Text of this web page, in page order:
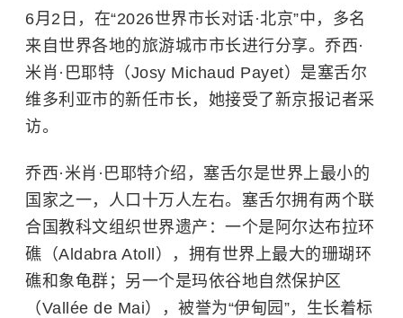
6月2日，在“2026世界市长对话·北京”中，多名
来自世界各地的旅游城市市长进行分享。乔西·
米肖·巴耶特（Josy Michaud Payet）是塞舌尔
维多利亚市的新任市长，她接受了新京报记者采
访。
乔西·米肖·巴耶特介绍，塞舌尔是世界上最小的
国家之一，人口十万人左右。塞舌尔拥有两个联
合国教科文组织世界遗产：一个是阿尔达布拉环
礁（Aldabra Atoll），拥有世界上最大的珊瑚环
礁和 象龟群；另一个是玛依谷地自然保护区
（Vallée de Mai），被誉为“伊甸园”，生长着标